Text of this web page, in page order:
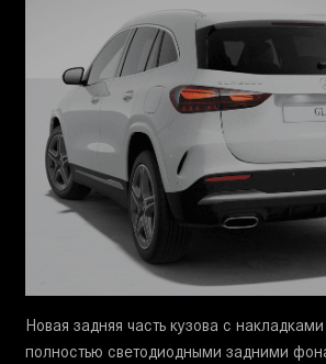
Новая задняя часть кузова с
полностью светодиодными задними